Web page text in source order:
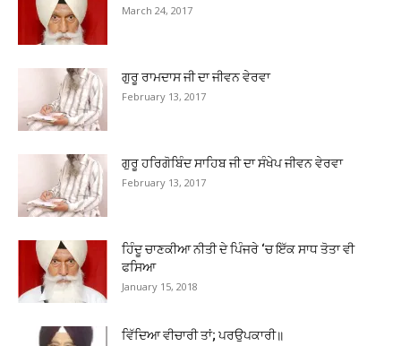
March 24, 2017
ਗੁਰੂ ਰਾਮਦਾਸ ਜੀ ਦਾ ਜੀਵਨ ਵੇਰਵਾ
February 13, 2017
ਗੁਰੂ ਹਰਿਗੋਬਿੰਦ ਸਾਹਿਬ ਜੀ ਦਾ ਸੰਖੇਪ ਜੀਵਨ ਵੇਰਵਾ
February 13, 2017
ਹਿੰਦੂ ਚਾਣਕੀਆ ਨੀਤੀ ਦੇ ਪਿੰਜਰੇ ‘ਚ ਇੱਕ ਸਾਧ ਤੋਤਾ ਵੀ
ਫਸਿਆ
January 15, 2018
ਵਿੱਦਿਆ ਵੀਚਾਰੀ ਤਾਂ; ਪਰਉਪਕਾਰੀ॥